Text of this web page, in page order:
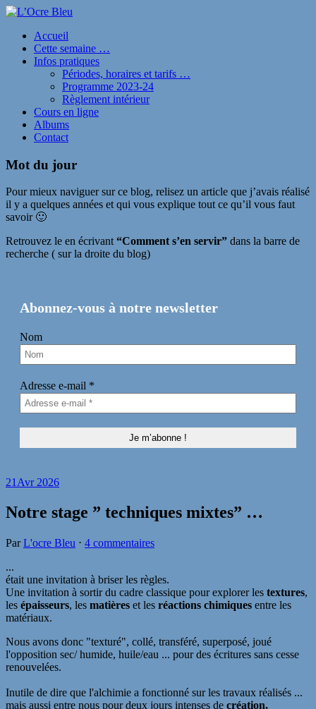
Accueil
Cette semaine …
Infos pratiques
Périodes, horaires et tarifs …
Programme 2023-24
Règlement intérieur
Cours en ligne
Albums
Contact
Mot du jour
Pour mieux naviguer sur ce blog, relisez un article que j’avais réalisé
il y a quelques années et qui vous explique tout ce qu’il vous faut
savoir 🙂
Retrouvez le en écrivant“Comment s’en servir” dans la barre de
recherche ( sur la droite du blog)
Abonnez-vous à notre newsletter
Nom
Adresse e-mail *
21Avr 2026
Notre stage ” techniques mixtes” …
ParL'ocre Bleu ⋅ 4 commentaires
...
était une invitation à briser les règles.
Une invitation à sortir du cadre classique pour explorer les textures,
les épaisseurs, les matières et les réactions chimiques entre les
matériaux.
Nous avons donc "texturé", collé, transféré, superposé, joué
l'opposition sec/ humide, huile/eau ... pour des écritures sans cesse
renouvelées.
Inutile de dire que l'alchimie a fonctionné sur les travaux réalisés ...
mais aussi entre nous pour deux jours intenses de création,